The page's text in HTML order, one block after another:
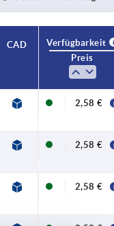
CAD
Verfügbarkeit
Preis
2,58 €
2,58 €
2,58 €